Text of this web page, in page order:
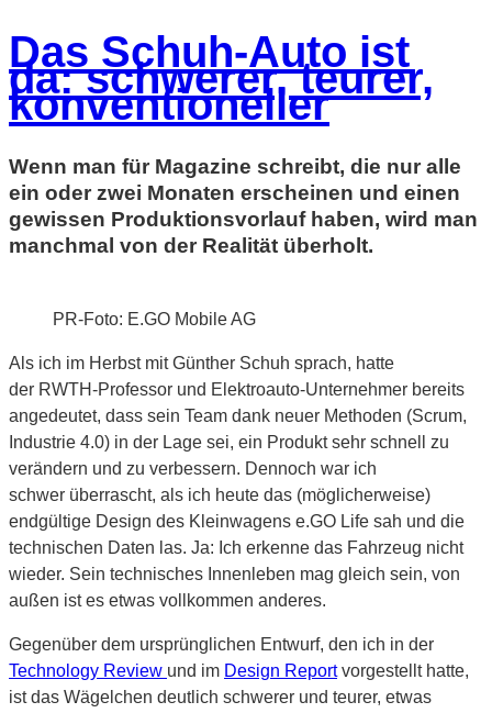
Das Schuh-Auto ist
da: schwerer, teurer,
konventioneller
Wenn man für Magazine schreibt, die nur alle
ein oder zwei Monaten erscheinen und einen
gewissen Produktionsvorlauf haben, wird man
manchmal von der Realität überholt.
PR-Foto: E.GO Mobile AG
Als ich im Herbst mit Günther Schuh sprach, hatte
der RWTH-Professor und Elektroauto-Unternehmer bereits
angedeutet, dass sein Team dank neuer Methoden (Scrum,
Industrie 4.0) in der Lage sei, ein Produkt sehr schnell zu
verändern und zu verbessern. Dennoch war ich
schwer überrascht, als ich heute das (möglicherweise)
endgültige Design des Kleinwagens e.GO Life sah und die
technischen Daten las. Ja: Ich erkenne das Fahrzeug nicht
wieder. Sein technisches Innenleben mag gleich sein, von
außen ist es etwas vollkommen anderes.
Gegenüber dem ursprünglichen Entwurf, den ich in der
Technology Review und im Design Reportvorgestellt hatte,
ist das Wägelchen deutlich schwerer und teurer, etwas